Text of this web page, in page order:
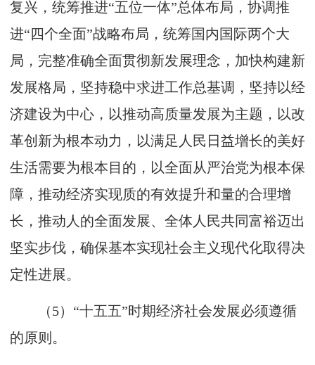
复兴，统筹推进“五位一体”总体布局，协调推
进“四个全面”战略布局，统筹国内国际两个大
局，完整准确全面贯彻新发展理念，加快构建新
发展格局，坚持稳中求进工作总基调，坚持以经
济建设为中心，以推动高质量发展为主题，以改
革创新为根本动力，以满足人民日益增长的美好
生活需要为根本目的，以全面从严治党为根本保
障，推动经济实现质的有效提升和量的合理增
长，推动人的全面发展、全体人民共同富裕迈出
坚实步伐，确保基本实现社会主义现代化取得决
定性进展。
（5）“十五五”时期经济社会发展必须遵循
的原则。